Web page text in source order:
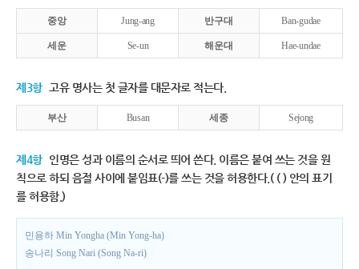
중앙 Jung-ang 반구대 Ban-gudae
세운 Se-un 해운대 Hae-undae
제3항 고유 명사는 첫 글자를 대문자로 적는다.
부산 Busan 세종 Sejong
제4항 인명은 성과 이름의 순서로 띄어 쓴다. 이름은 붙여 쓰는 것을 원
칙으로 하되 음절 사이에 붙임표(-)를 쓰는 것을 허용한다.( ( ) 안의 표기
를 허용함.)
민용하 Min Yongha (Min Yong-ha)
송나리 Song Nari (Song Na-ri)